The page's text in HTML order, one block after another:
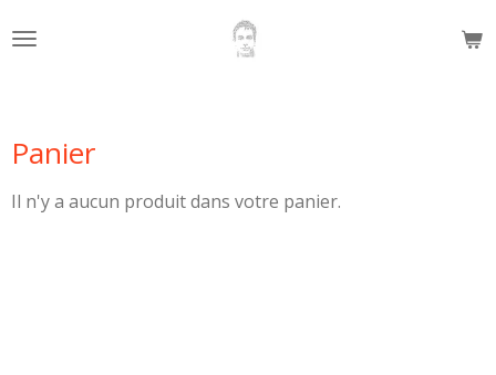
au
Panier
Il n'y a aucun produit dans votre panier.